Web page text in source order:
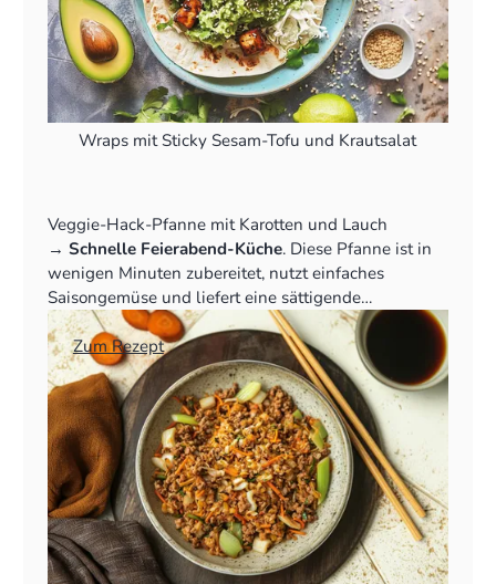
Wraps mit Sticky Sesam-Tofu und Krautsalat
Veggie-Hack-Pfanne mit Karotten und Lauch
‍→ Schnelle Feierabend-Küche. Diese Pfanne ist in
wenigen Minuten zubereitet, nutzt einfaches
Saisongemüse und liefert eine sättigende
Alternative zu Fleisch.
👉Zum Rezept